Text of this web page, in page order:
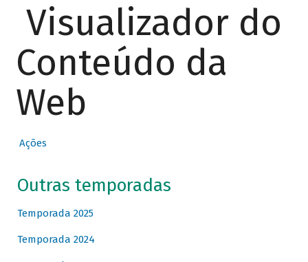
Visualizador do
Conteúdo da
Web
Ações
Outras temporadas
Temporada 2025
Temporada 2024